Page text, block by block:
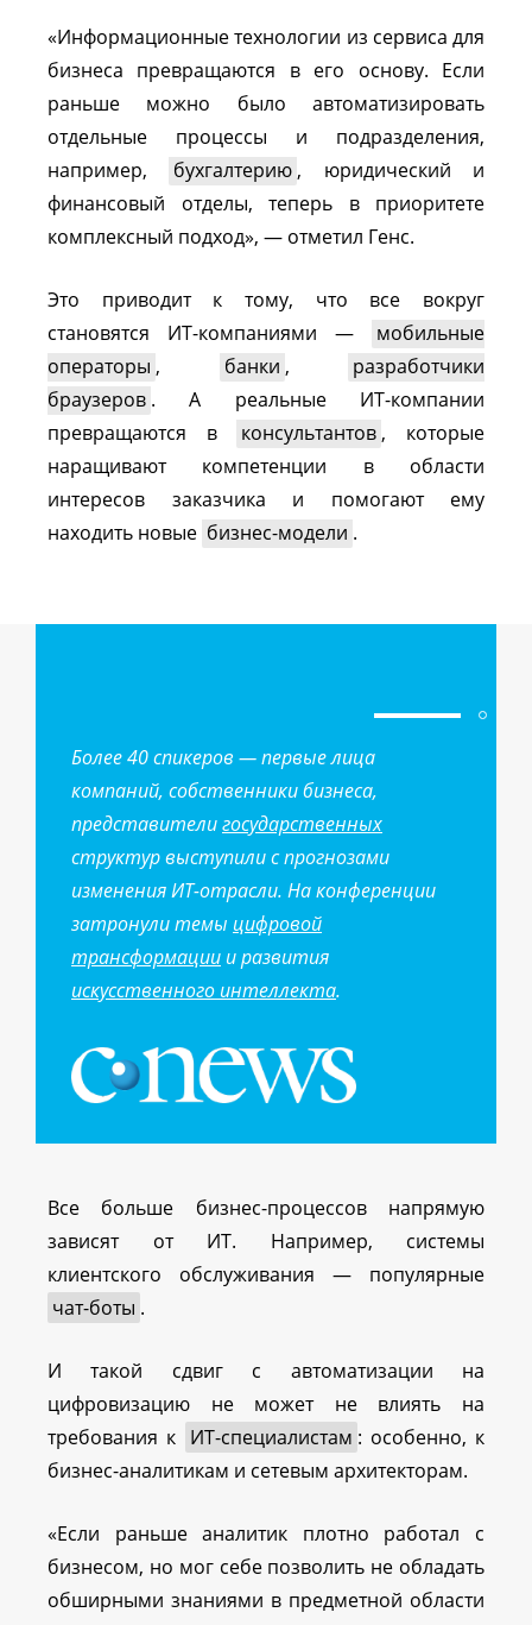
«Информационные технологии из сервиса для
бизнеса превращаются в его основу. Если
раньше можно было автоматизировать
отдельные процессы и подразделения,
например,
бухгалтерию , юридический и
финансовый отделы, теперь в приоритете
комплексный подход», — отметил Генс.
Это приводит к тому, что все вокруг
становятся ИТ-компаниями —
мобильные
операторы , банки ,
разработчики
браузеров . А реальные ИТ-компании
превращаются в
консультантов , которые
наращивают компетенции в области
интересов заказчика и помогают ему
находить новые бизнес-модели .
Более 40 спикеров — первые лица
компаний, собственники бизнеса,
представителигосударственных
структур выступили с прогнозами
изменения ИТ-отрасли. На конференции
затронули темы цифровой
трансформации и развития
искусственного интеллекта.
Все больше бизнес-процессов напрямую
зависят от ИТ. Например, системы
клиентского обслуживания — популярные
чат-боты .
И такой сдвиг с автоматизации на
цифровизацию не может не влиять на
требования к ИТ-специалистам : особенно, к
бизнес-аналитикам и сетевым архитекторам.
«Если раньше аналитик плотно работал с
бизнесом, но мог себе позволить не обладать
обширными знаниями в предметной области